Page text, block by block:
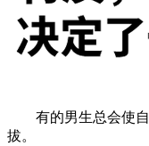
有的男生总会使自
拔。